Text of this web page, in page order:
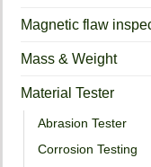
Magnetic flaw
Mass & Weight
Material Tester
Abrasion Tester
Corrosion Testing